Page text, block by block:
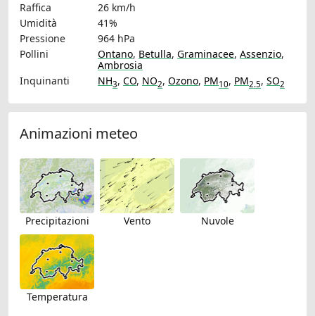
Raffica
26 km/h
Umidità
41%
Pressione
964 hPa
Pollini
Ontano, Betulla, Graminacee, Assenzio,
Ambrosia
Inquinanti
NH3, CO, NO2, Ozono, PM10, PM2.5, SO2
Animazioni meteo
Precipitazioni Vento Nuvole
Temperatura